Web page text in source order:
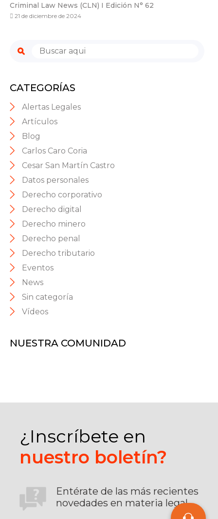
Criminal Law News (CLN) I Edición N° 62
21 de diciembre de 2024
CATEGORÍAS
Alertas Legales
Artículos
Blog
Carlos Caro Coria
Cesar San Martín Castro
Datos personales
Derecho corporativo
Derecho digital
Derecho minero
Derecho penal
Derecho tributario
Eventos
News
Sin categoría
Vídeos
NUESTRA COMUNIDAD
¿Inscríbete en
nuestro boletín?
Entérate de las más recientes
novedades en materia legal